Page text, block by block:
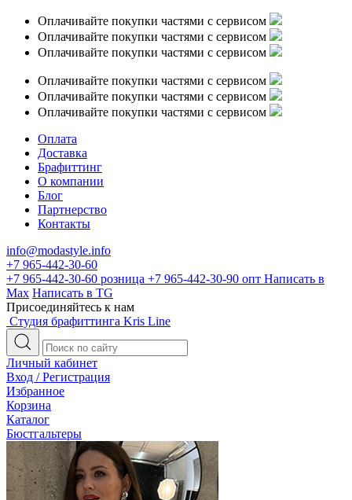
Оплачивайте покупки частями с сервисом
Оплачивайте покупки частями с сервисом
Оплачивайте покупки частями с сервисом
Оплачивайте покупки частями с сервисом
Оплачивайте покупки частями с сервисом
Оплачивайте покупки частями с сервисом
Оплата
Доставка
Брафиттинг
О компании
Блог
Партнерство
Контакты
info@modastyle.info
+7 965-442-30-60
+7 965-442-30-60 розница +7 965-442-30-90 опт Написать в
Max Написать в TG
Присоединяйтесь к нам
Студия брафиттинга Kris Line
Личный кабинет
Вход / Регистрация
Избранное
Корзина
Каталог
Бюстгальтеры